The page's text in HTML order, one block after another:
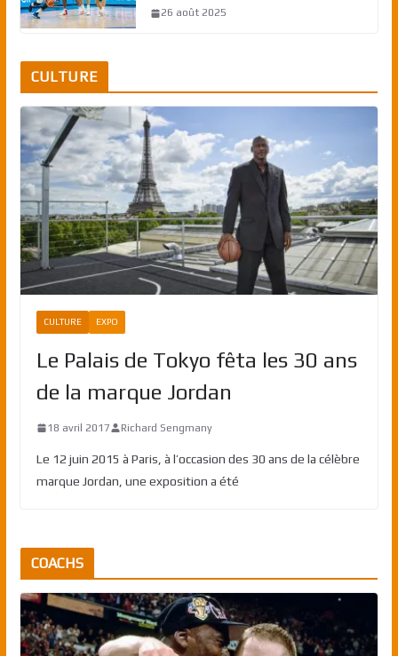
26 août 2025
CULTURE
CULTURE EXPO
Le Palais de Tokyo fêta les 30 ans
de la marque Jordan
18 avril 2017 Richard Sengmany
Le 12 juin 2015 à Paris, à l’occasion des 30 ans de la célèbre
marque Jordan, une exposition a été
COACHS